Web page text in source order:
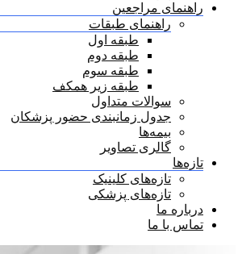
راهنمای مراجعین
راهنمای طبقات
طبقه اول
طبقه دوم
طبقه سوم
طبقه زیر همکف
سوالات متداول
جدول زمانبندی حضور پزشکان
بیمه‌ها
گالری تصاویر
تازه‌ها
تازه‌های کلینیک
تازه‌های پزشکی
درباره ما
تماس با ما